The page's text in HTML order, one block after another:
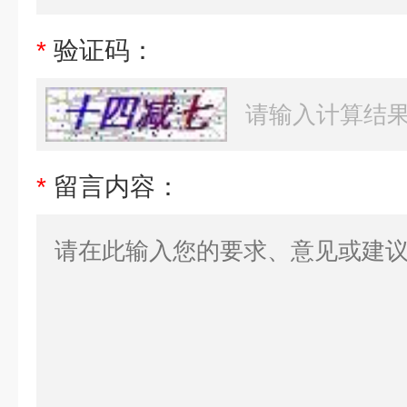
* 验证码：
* 留言内容：